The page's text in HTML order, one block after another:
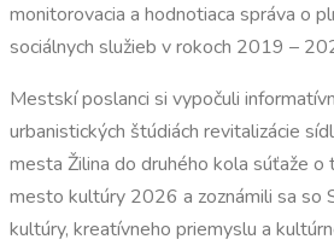
monitorovacia a hodnotiaca správa o
sociálnych služieb v rokoch 2019 –
Mestskí poslanci si vypočuli
urbanistických štúdiách revitalizácie
mesta Žilina do druhého kola súťaže o
mesto kultúry 2026 a zoznámili sa so
kultúry, kreatívneho priemyslu a